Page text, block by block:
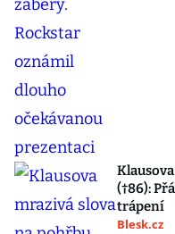
(†86):
trápení
Blesk.cz